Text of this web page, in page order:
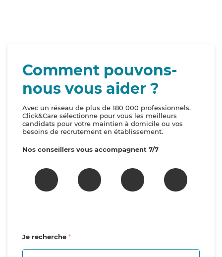
Comment pouvons-
nous vous aider ?
Avec un réseau de plus de 180 000 professionnels,
Click&Care sélectionne pour vous les meilleurs
candidats pour votre maintien à domicile ou vos
besoins de recrutement en établissement.
Nos conseillers vous accompagnent 7/7
Je recherche